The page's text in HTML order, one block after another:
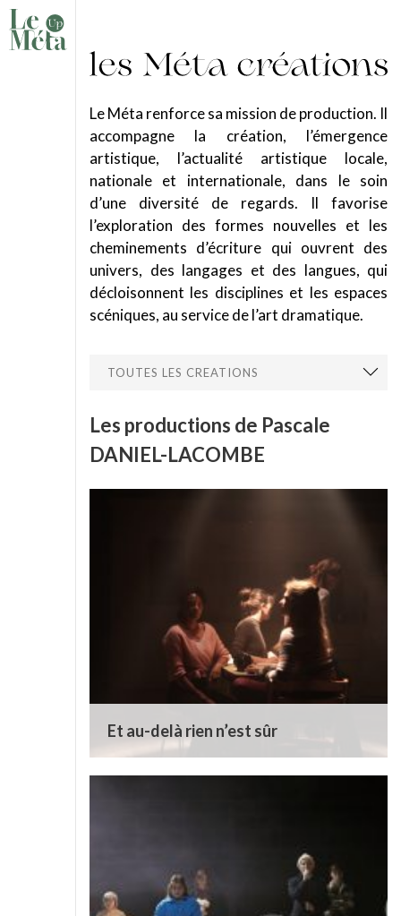
Le Méta renforce sa mission de production. Il
accompagne la création, l’émergence
artistique, l’actualité artistique locale,
nationale et internationale, dans le soin
d’une diversité de regards. Il favorise
l’exploration des formes nouvelles et les
cheminements d’écriture qui ouvrent des
univers, des langages et des langues, qui
décloisonnent les disciplines et les espaces
scéniques, au service de l’art dramatique.
Les productions de Pascale
DANIEL-LACOMBE
Et au-delà rien n’est sûr